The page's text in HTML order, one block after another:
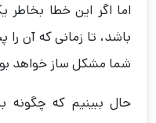
اما اگر این خطا
باشد، تا زمانی که آن را
شما مشکل ساز خواهد
حال ببینیم که چگونه